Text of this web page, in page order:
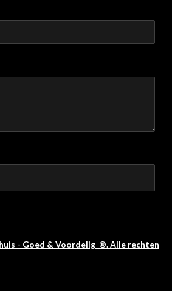
- Goed & Voordelig ®. Alle rechten